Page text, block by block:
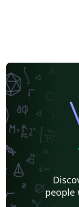
people